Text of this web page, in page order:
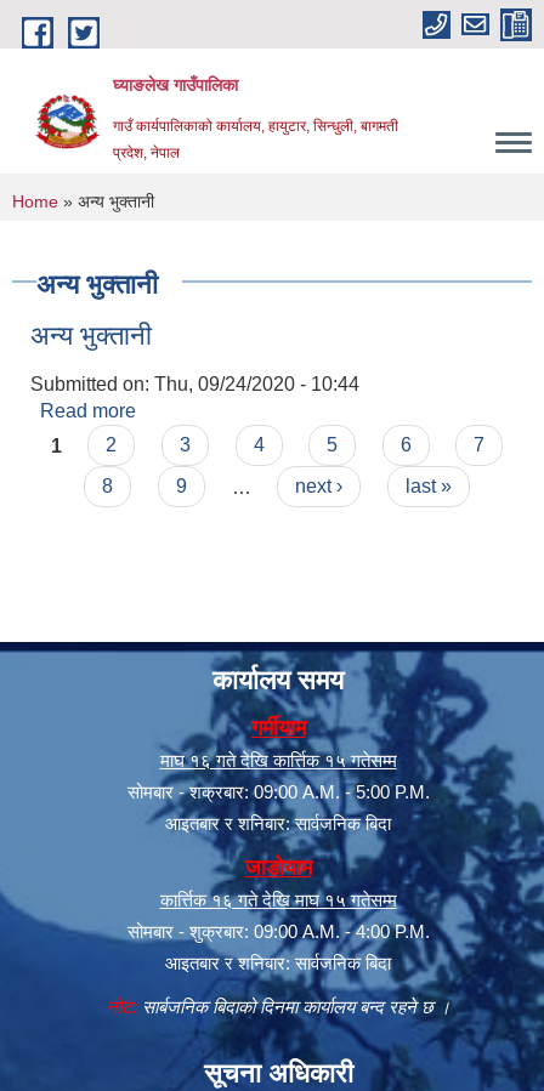
Skip to main content
घ्याङलेख गाउँपालिका
गाउँ कार्यपालिकाको कार्यालय, हायुटार, सिन्धुली, बागमती
प्रदेश, नेपाल
You are here
Home » अन्य भुक्तानी
अन्य भुक्तानी
अन्य भुक्तानी
Submitted on: Thu, 09/24/2020 - 10:44
Read more
Pages
1 2 3 4 5 6
7
8
9 next › last »
कार्यालय समय
गर्मीयाम
माघ १६ गते देखि कार्त्तिक १५ गतेसम्म
सोमबार - शक्रबार: 09:00 A.M. - 5:00 P.M.
आइतबार र शनिबार: सार्वजनिक बिदा
जाडोयाम
कार्त्तिक १६ गते देखि माघ १५ गतेसम्म
सोमबार - शुक्रबार: 09:00 A.M. - 4:00 P.M.
आइतबार र शनिबार: सार्वजनिक बिदा
नोट:सार्बजनिक बिदाको दिनमा कार्यालय बन्द रहने छ ।
सूचना अधिकारी